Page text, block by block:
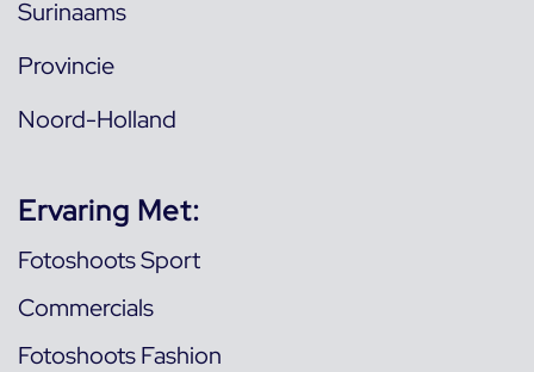
Surinaams
Provincie
Noord-Holland
Ervaring Met:
Fotoshoots Sport
Commercials
Fotoshoots Fashion